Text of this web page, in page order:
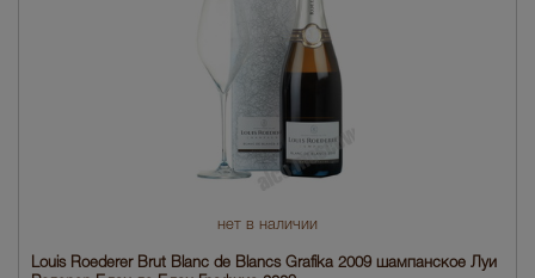
нет в наличии
Louis Roederer Brut Blanc de Blancs Grafika 2009 шампанское Луи